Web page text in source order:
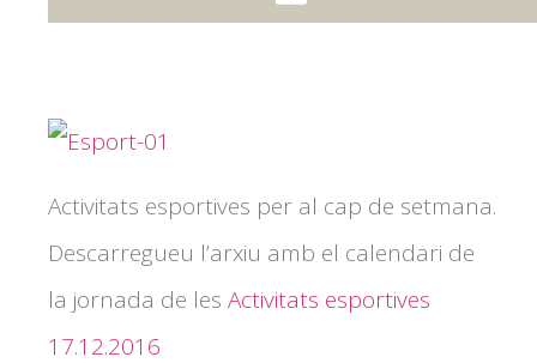
Activitats esportives per al cap de setmana.
Descarregueu l’arxiu amb el calendari de
la jornada de les Activitats esportives
17.12.2016